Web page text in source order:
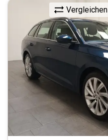
Vergleichen